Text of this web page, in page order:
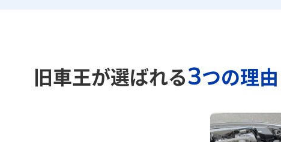
旧車王が選ばれる3つの理由